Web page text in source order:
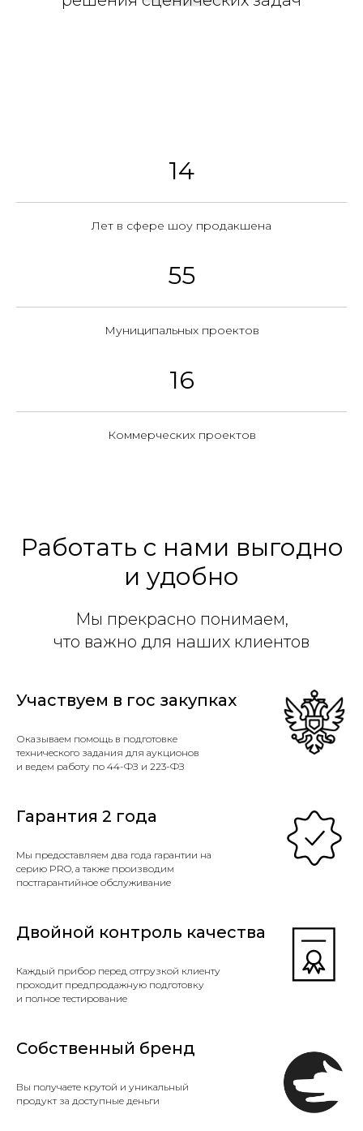
14
Лет в сфере шоу продакшена
55
Муниципальных проектов
16
Коммерческих проектов
Работать с нами выгодно
и удобно
Мы прекрасно понимаем,
что важно для наших клиентов
Участвуем в гос закупках
Оказываем помощь в подготовке
технического задания для аукционов
и ведем работу по 44-ФЗ и 223-ФЗ
Гарантия 2 года
Мы предоставляем два года гарантии на
серию PRO, а также производим
постгарантийное обслуживание
Двойной контроль качества
Каждый прибор перед отгрузкой клиенту
проходит предпродажную подготовку
и полное тестирование
Собственный бренд
Вы получаете крутой и уникальный
продукт за доступные деньги